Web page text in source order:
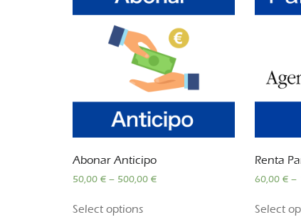
Abonar Anticipo
50,00 € – 500,00 €
Select options
Renta
60,00 €–
Select